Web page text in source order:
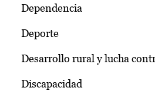
Dependencia
Deporte
Desarrollo rural y lucha
Discapacidad